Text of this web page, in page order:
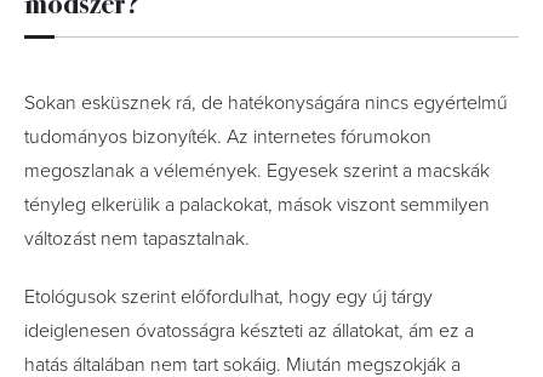
Sokan esküsznek rá, de hatékonyságára nincs egyértelmű
tudományos bizonyíték. Az internetes fórumokon
megoszlanak a vélemények. Egyesek szerint a macskák
tényleg elkerülik a palackokat, mások viszont semmilyen
változást nem tapasztalnak.
Etológusok szerint előfordulhat, hogy egy új tárgy
ideiglenesen óvatosságra készteti az állatokat, ám ez a
hatás általában nem tart sokáig. Miután megszokják a